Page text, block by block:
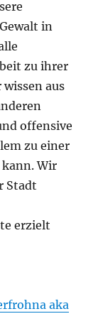
in
zu ihrer
aus
offensive
zu einer
Wir
Stadt
erzielt
aka